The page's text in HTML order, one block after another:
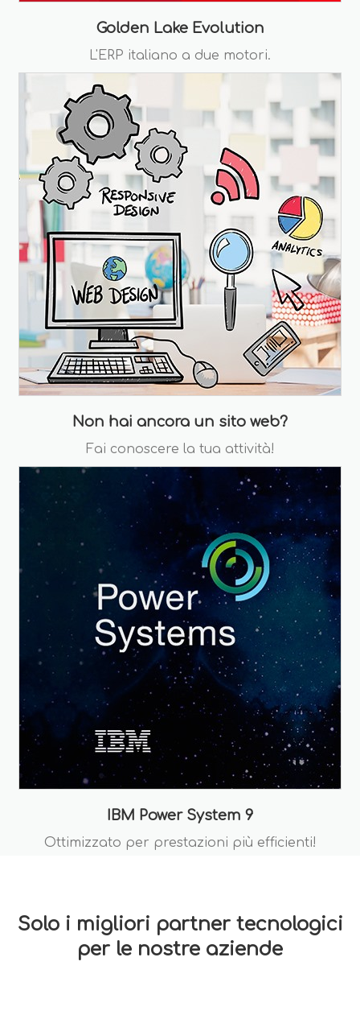
Golden Lake Evolution
L'ERP italiano a due motori.
Non hai ancora un sito web?
Fai conoscere la tua attività!
IBM Power System 9
Ottimizzato per prestazioni più efficienti!
Solo i migliori partner tecnologici
per le nostre aziende